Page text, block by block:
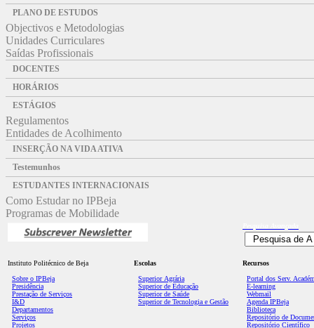
PLANO DE ESTUDOS
Objectivos e Metodologias
Unidades Curriculares
Saídas Profissionais
DOCENTES
HORÁRIOS
ESTÁGIOS
Regulamentos
Entidades de Acolhimento
INSERÇÃO NA VIDA ATIVA
Testemunhos
ESTUDANTES INTERNACIONAIS
Como Estudar no IPBeja
Programas de Mobilidade
Instituto Politécnico de Beja
Sobre o IPBeja
Presidência
Prestação de Serviços
I&D
Departamentos
Serviços
Projetos
Escolas
Superior Agrária
Superior de Educação
Superior de Saúde
Superior de Tecnologia e Gestão
Recursos
Portal dos Serv.
E-learning
Webmail
Agenda IPBeja
Biblioteca
Repositório de
Repositório Científico